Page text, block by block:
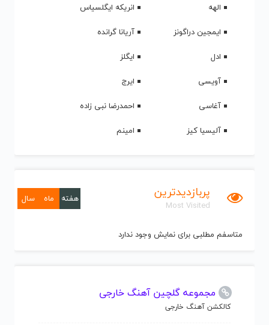
الهه
انریکه ایگلسیاس
ایمجین دراگونز
آریانا گرانده
ادل
ایگلز
آویسی
ایرج
آغاسی
احمدرضا نبی زاده
آلیسیا کیز
امینم
پربازدیدترین
Most Visited
هفته ماه سال
متاسفم مطلبی برای نمایش وجود ندارد
مجموعه گلچین آهنگ خارجی
کالکشن آهنگ خارجی